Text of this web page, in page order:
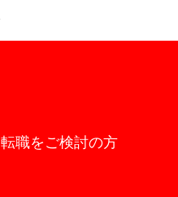
転職をご検討の方